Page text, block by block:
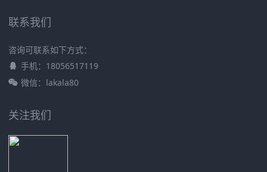
联系我们
咨询可联系如下方式：
手机：18056517119
微信：lakala80
关注我们